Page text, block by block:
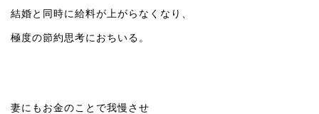
結婚と同時に給料が上がらなくなり、
極度の節約思考におちいる。
妻にもお金のことで我慢させ